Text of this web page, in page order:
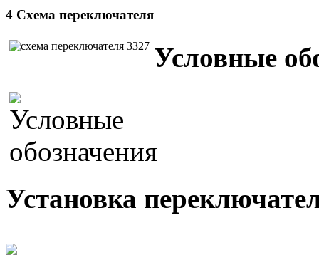
4 Схема переключателя
Условные
Установка